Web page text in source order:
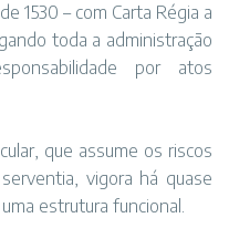
1530 – com Carta Régia a
toda a administração
por atos
que assume os riscos
vigora há quase
estrutura funcional.